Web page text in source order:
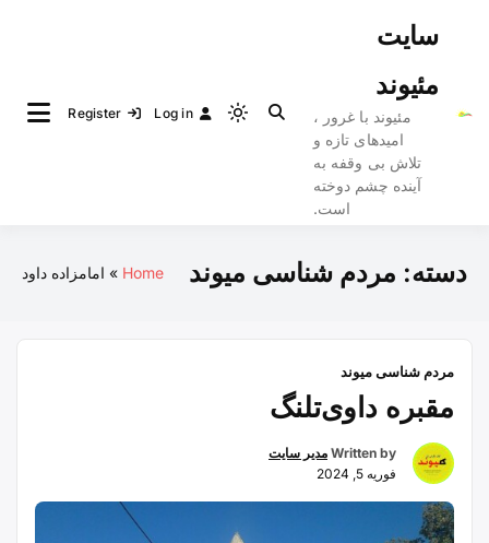
سایت
مئیوند
مئیوند با غرور ،
امیدهای تازه و
تلاش بی وقفه به
آینده چشم دوخته
است.
Light
dark)
Log in
Register
دسته: مردم شناسی میوند Home امامزاده داود
مردم شناسی میوند
مقبره داوی‌تلنگ
Written by مدیر سایت
فوریه 5, 2024